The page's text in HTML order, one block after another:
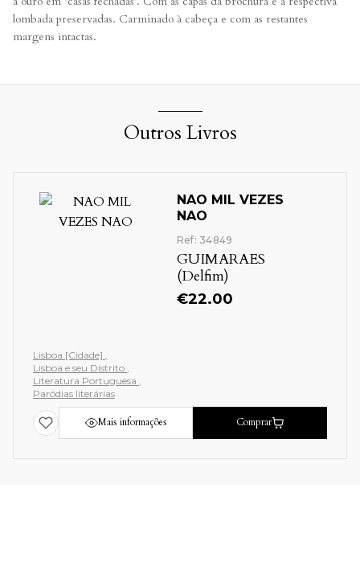
lombada preservadas. Carminado à cabeça e com as restantes
margens intactas.
Outros Livros
NAO MIL VEZES
NAO
Ref: 34849
GUIMARAES
(Delfim)
€22.00
Lisboa [Cidade]
Lisboa e seu Distrito
Literatura Portuguesa
Paródias literárias
Mais informações Comprar